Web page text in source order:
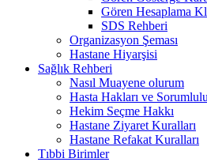
Gören Hesaplama
SDS Rehberi
Organizasyon Şeması
Hastane Hiyarşisi
Sağlık Rehberi
Nasıl Muayene olurum
Hasta Hakları ve
Hekim Seçme Hakkı
Hastane Ziyaret Kuralları
Hastane Refakat Kuralları
Tıbbi Birimler